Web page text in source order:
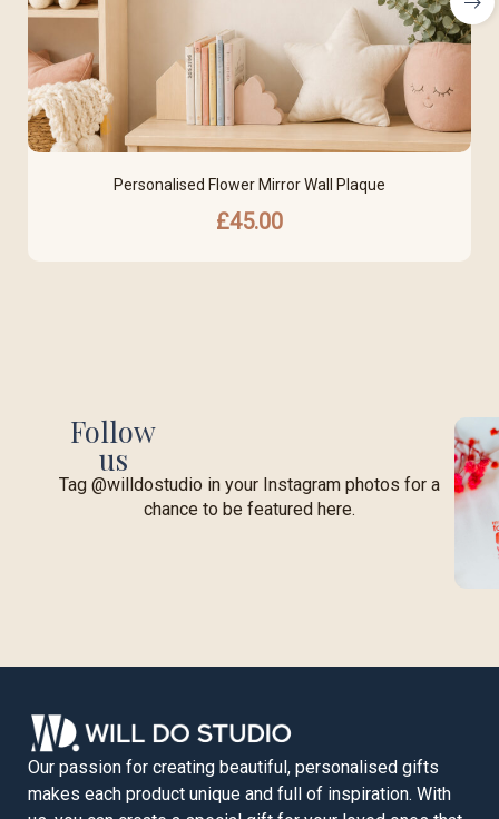
Personalised Flower Mirror Wall Plaque
£45.00
Follow
us
Tag @willdostudio in your Instagram photos for a
chance to be featured here.
Our passion for creating beautiful, personalised gifts
makes each product unique and full of inspiration. With